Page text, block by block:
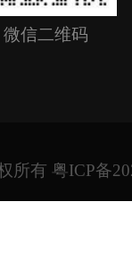
信二维码
所有 粤ICP备